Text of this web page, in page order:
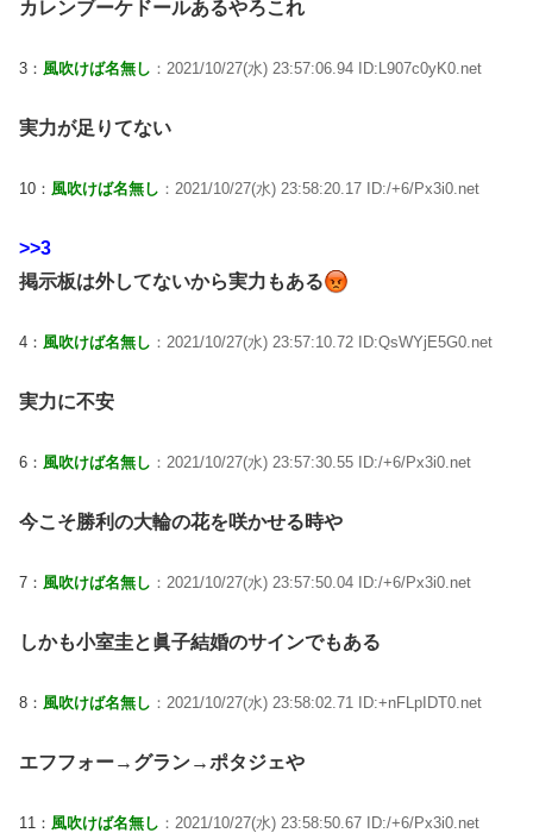
カレンブーケドールあるやろこれ
3： 風吹けば名無し ：2021/10/27(水) 23:57:06.94 ID:L907c0yK0.net
実力が足りてない
10： 風吹けば名無し ：2021/10/27(水) 23:58:20.17 ID:/+6/Px3i0.net
>>3
掲示板は外してないから実力もある
4： 風吹けば名無し ：2021/10/27(水) 23:57:10.72 ID:QsWYjE5G0.net
実力に不安
6： 風吹けば名無し ：2021/10/27(水) 23:57:30.55 ID:/+6/Px3i0.net
今こそ勝利の大輪の花を咲かせる時や
7： 風吹けば名無し ：2021/10/27(水) 23:57:50.04 ID:/+6/Px3i0.net
しかも小室圭と眞子結婚のサインでもある
8： 風吹けば名無し ：2021/10/27(水) 23:58:02.71 ID:+nFLpIDT0.net
エフフォー→グラン→ポタジェや
11： 風吹けば名無し ：2021/10/27(水) 23:58:50.67 ID:/+6/Px3i0.net